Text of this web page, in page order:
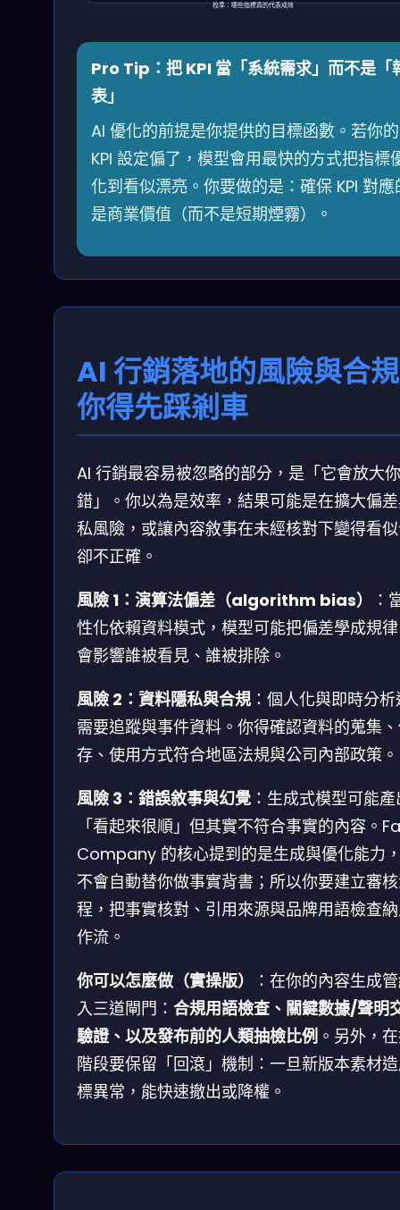
校準：哪些指標真的代表成效
Pro Tip：把 KPI 當「系統需求」而不是「
表」
AI 優化的前提是你提供的目標函數。若你的
KPI 設定偏了，模型會用最快的方式把指標
化到看似漂亮。你要做的是：確保 KPI 對應
是商業價值（而不是短期煙霧）。
AI 行銷落地的風險與合
你得先踩剎車
AI 行銷最容易被忽略的部分，是「它會放大
錯」。你以為是效率，結果可能是在擴大偏
私風險，或讓內容敘事在未經核對下變得看
卻不正確。
風險 1：演算法偏差（algorithm bias）
：
性化依賴資料模式，模型可能把偏差學成規
會影響誰被看見、誰被排除。
風險 2：資料隱私與合規 ：個人化與即時分
需要追蹤與事件資料。你得確認資料的蒐集
存、使用方式符合地區法規與公司內部政策。
風險 3：錯誤敘事與幻覺 ：生成式模型可能
「看起來很順」但其實不符合事實的內容。
Company 的核心提到的是生成與優化能力
不會自動替你做事實背書；所以你要建立審
程，把事實核對、引用來源與品牌用語檢查
作流。
你可以怎麼做（實操版）
：在你的內容生成
入三道閘門： 合規用語檢查、關鍵數據/聲明
驗證、以及發布前的人類抽檢比例 。另外，
階段要保留「回滾」機制：一旦新版本素材
標異常，能快速撤出或降權。